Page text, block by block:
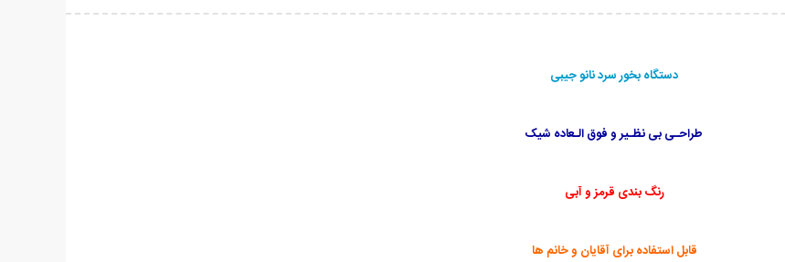
دستگاه بخور سرد نانو جیبی
طراحـی بی نظـیر و فوق الـعاده شیک
رنگ بندی قرمز و آبی
قابل استفاده برای آقایان و خانم ها